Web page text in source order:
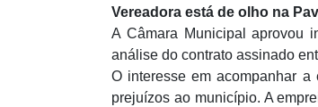
Vereadora está de olho na
A Câmara Municipal aprovou
análise do contrato assinado
O interesse em acompanhar
prejuízos ao município. A